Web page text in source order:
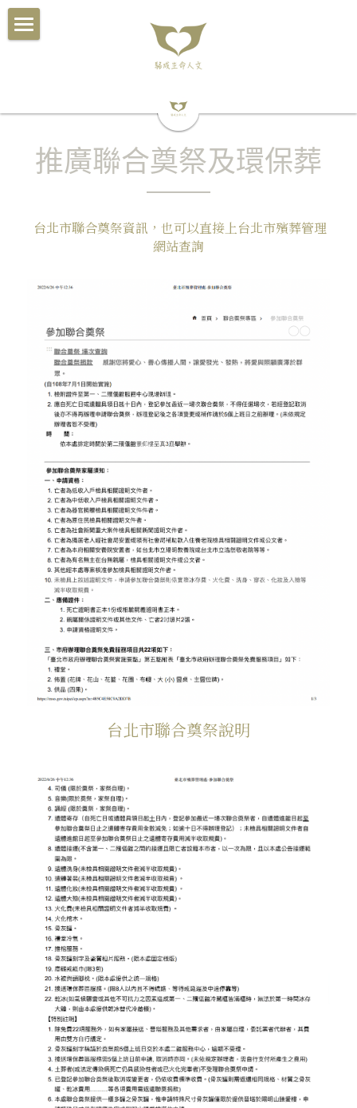
評鑑優良及有溫度的生命禮儀
服務流程
殯儀館規費
家人們的鼓勵
生命人文咖啡
有溫度的生命禮儀
感謝今日報導-我們的初衷
殯葬禁忌傳說
禮俗小知識
麥麥店長來解惑
新天堂樂園寵物生命禮儀
治喪關懷手冊
葬儀社也可以很文青購物網
個人資料維護檔案
推廣聯合奠祭及環保葬
網站查詢
台北市聯合奠祭說明
商品分類